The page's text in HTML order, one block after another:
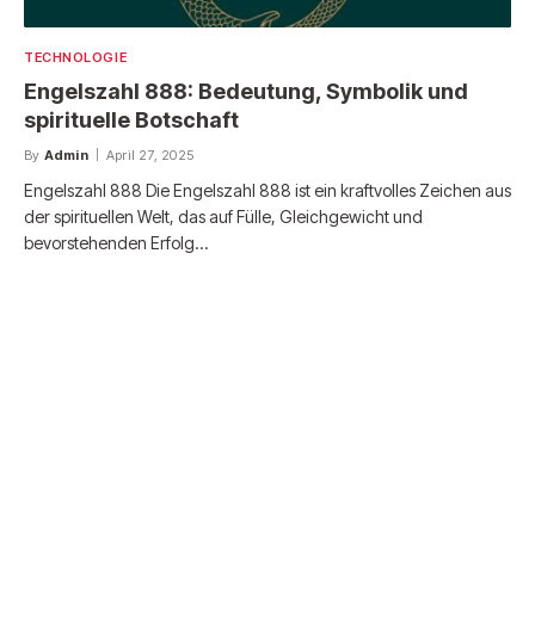
TECHNOLOGIE
Engelszahl 888: Bedeutung, Symbolik und
spirituelle Botschaft
By Admin April 27, 2025
Engelszahl 888 Die Engelszahl 888 ist ein kraftvolles Zeichen aus
der spirituellen Welt, das auf Fülle, Gleichgewicht und
bevorstehenden Erfolg…